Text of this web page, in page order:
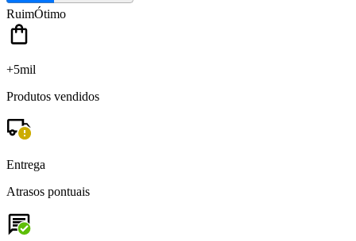
RuimÓtimo
+5mil
Produtos vendidos
Entrega
Atrasos pontuais